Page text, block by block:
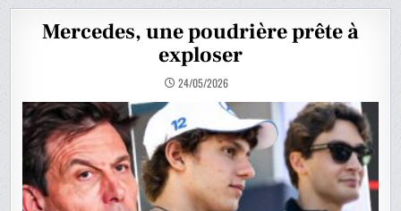
Mercedes, une poudrière prête à
exploser
24/05/2026